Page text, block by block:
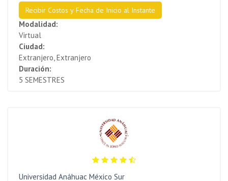
Recibir Costos y Fecha de Inicio al Instante
Modalidad:
Virtual
Ciudad:
Extranjero, Extranjero
Duración:
5 SEMESTRES
Universidad Anáhuac México Sur